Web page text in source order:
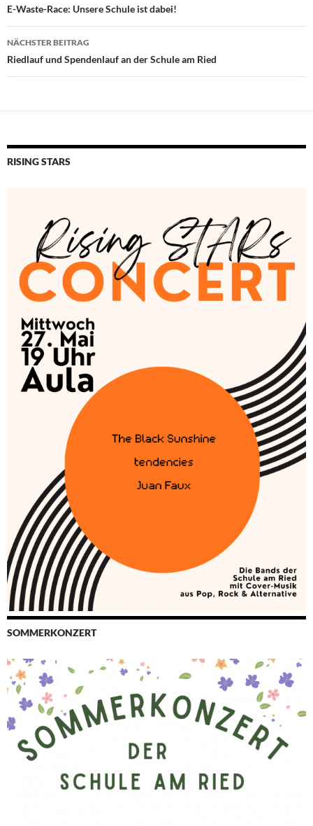
E-Waste-Race: Unsere Schule ist dabei!
NÄCHSTER BEITRAG
Riedlauf und Spendenlauf an der Schule am Ried
RISING STARS
SOMMERKONZERT